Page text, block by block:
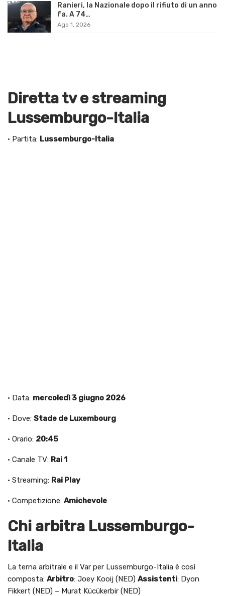
Ranieri, la Nazionale dopo il rifiuto di un anno
fa. A 74…
Ago 1, 2026
Diretta tv e streaming
Lussemburgo-Italia
· Partita: Lussemburgo-Italia
· Data: mercoledì 3 giugno 2026
· Dove: Stade de Luxembourg
· Orario: 20:45
· Canale TV: Rai 1
· Streaming: Rai Play
· Competizione: Amichevole
Chi arbitra Lussemburgo-
Italia
La terna arbitrale e il Var per Lussemburgo-Italia è così
composta: Arbitro: Joey Kooij (NED) Assistenti: Dyon
Fikkert (NED) – Murat Kücükerbir (NED)